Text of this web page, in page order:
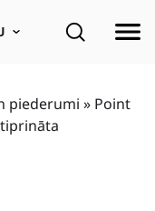
piederumi » Point